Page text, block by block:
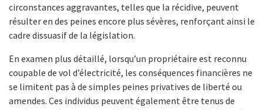
circonstances aggravantes, telles que la récidive, peuvent
résulter en des peines encore plus sévères, renforçant ainsi le
cadre dissuasif de la législation.
En examen plus détaillé, lorsqu’un propriétaire est reconnu
coupable de vol d’électricité, les conséquences financières ne
se limitent pas à de simples peines privatives de liberté ou
amendes. Ces individus peuvent également être tenus de